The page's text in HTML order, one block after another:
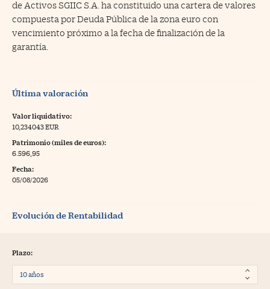
de Activos SGIIC S.A. ha constituido una cartera de valores
compuesta por Deuda Pública de la zona euro con
vencimiento próximo a la fecha de finalización de la
garantía.
Última valoración
Valor liquidativo:
10,234043 EUR
Patrimonio (miles de euros):
6.596,95
Fecha:
05/08/2026
Evolución de Rentabilidad
Plazo: